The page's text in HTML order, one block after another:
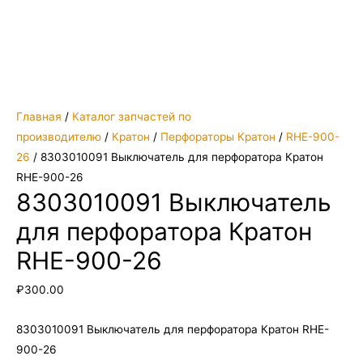
Главная / Каталог запчастей по
производителю / Кратон / Перфораторы Кратон / RHE-900-
26 / 8303010091 Выключатель для перфоратора Кратон
RHE-900-26
8303010091 Выключатель
для перфоратора Кратон
RHE-900-26
₽300.00
8303010091 Выключатель для перфоратора Кратон RHE-
900-26